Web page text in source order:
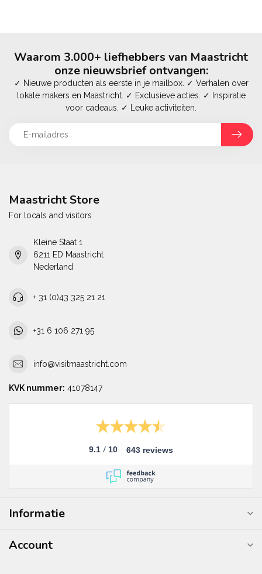
Waarom 3.000+ liefhebbers van Maastricht
onze nieuwsbrief ontvangen:
✓ Nieuwe producten als eerste in je mailbox. ✓ Verhalen over
lokale makers en Maastricht. ✓ Exclusieve acties. ✓ Inspiratie
voor cadeaus. ✓ Leuke activiteiten.
Maastricht Store
For locals and visitors
Kleine Staat 1
6211 ED Maastricht
Nederland
+ 31 (0)43 325 21 21
+31 6 106 271 95
info@visitmaastricht.com
KVK nummer: 41078147
9.1 / 10 643 reviews
Informatie
Account